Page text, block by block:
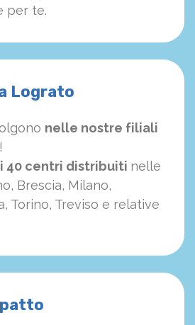
per te.
Lograto
nelle nostre filiali
!
40 centri distribuiti nelle
Brescia, Milano,
Torino, Treviso e relative